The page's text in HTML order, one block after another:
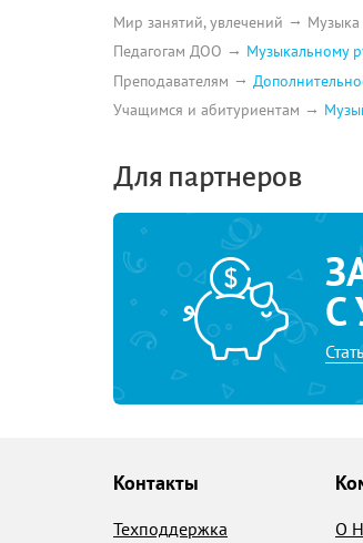
Мир занятий, увлечений Музыка
Педагогам ДОО
Музыкальному
Преподавателям
Учащимся и абитуриентам
Для партнеров
С
Контакты
Техподдержка
О